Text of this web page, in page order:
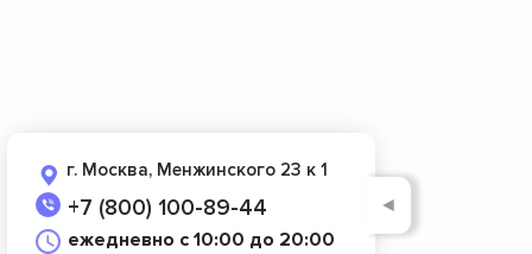
г. Москва, Менжинского 23 к 1
+7 (800) 100-89-44
ежедневно с 10:00 до 20:00
◄